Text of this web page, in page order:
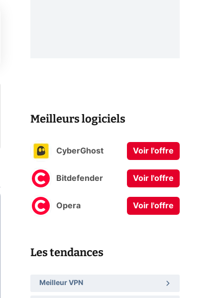
Meilleurs logiciels
CyberGhost Voir l'offre
Bitdefender Voir l'offre
Opera Voir l'offre
Les tendances
Meilleur VPN